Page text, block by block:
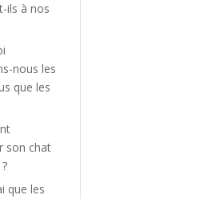
ils à nos
nous les
que les
son chat
que les